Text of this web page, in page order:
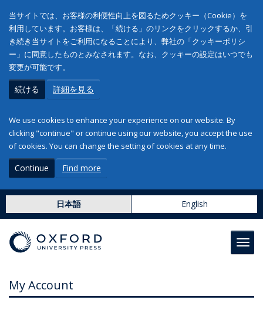
当サイトでは、お客様の利便性向上を図るためクッキー（Cookie）を
利用しています。お客様は、「続ける」のリンクをクリックするか、引
き続き当サイトをご利用になることにより、弊社の「クッキーポリシ
ー」に同意したものとみなされます。なお、クッキーの設定はいつでも
変更が可能です。
続ける 詳細を見る
We use cookies to enhance your experience on our website. By
clicking "continue" or continue using our website, you accept the use
of cookies. You can change the setting of cookies at any time.
Continue Find more
日本語 English
My Account